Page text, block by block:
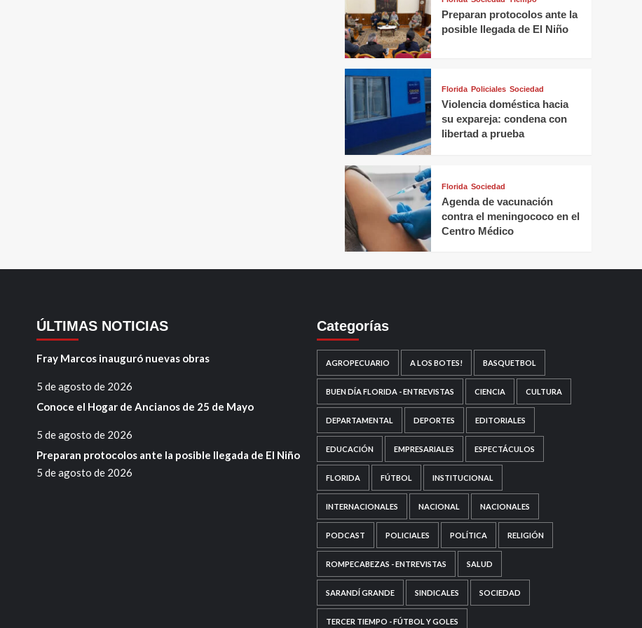
Preparan protocolos ante la
posible llegada de El Niño
Florida Policiales Sociedad
Violencia doméstica hacia
su expareja: condena con
libertad a prueba
Florida Sociedad
Agenda de vacunación
contra el meningococo en el
Centro Médico
ÚLTIMAS NOTICIAS
Fray Marcos inauguró nuevas obras
5 de agosto de 2026
Conoce el Hogar de Ancianos de 25 de Mayo
5 de agosto de 2026
Preparan protocolos ante la posible llegada de El Niño
5 de agosto de 2026
Categorías
AGROPECUARIO A LOS BOTES! BASQUETBOL
BUEN DÍA FLORIDA - ENTREVISTAS CIENCIA CULTURA
DEPARTAMENTAL DEPORTES EDITORIALES
EDUCACIÓN EMPRESARIALES ESPECTÁCULOS
FLORIDA FÚTBOL INSTITUCIONAL
INTERNACIONALES NACIONAL NACIONALES
PODCAST POLICIALES POLÍTICA RELIGIÓN
ROMPECABEZAS - ENTREVISTAS SALUD
SARANDÍ GRANDE SINDICALES SOCIEDAD
TERCER TIEMPO - FÚTBOL Y GOLES